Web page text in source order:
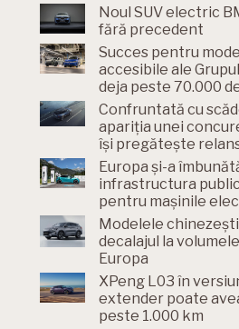
Noul SUV electric
fără precedent
Succes pentru
accesibile ale
deja peste 70.000
Confruntată cu
apariția unei
își pregătește
Europa și-a
infrastructura
pentru mașinile
Modelele
decalajul la
Europa
XPeng L03 în
extender poate
peste 1.000 km